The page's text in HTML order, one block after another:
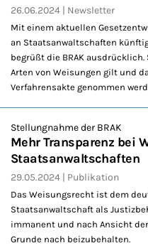
26.06.2024 Newsletter
Mit einem aktuellen
an Staatsanwaltschaften
begrüßt die BRAK
Arten von Weisungen gilt und
Verfahrensakte genommen
Stellungnahme der BRAK
Mehr Transparenz bei
Staatsanwaltschaften
29.05.2024 Publikation
Das Weisungsrecht ist dem
Staatsanwaltschaft als
immanent und nach Ansicht
Grunde nach beizubehalten.